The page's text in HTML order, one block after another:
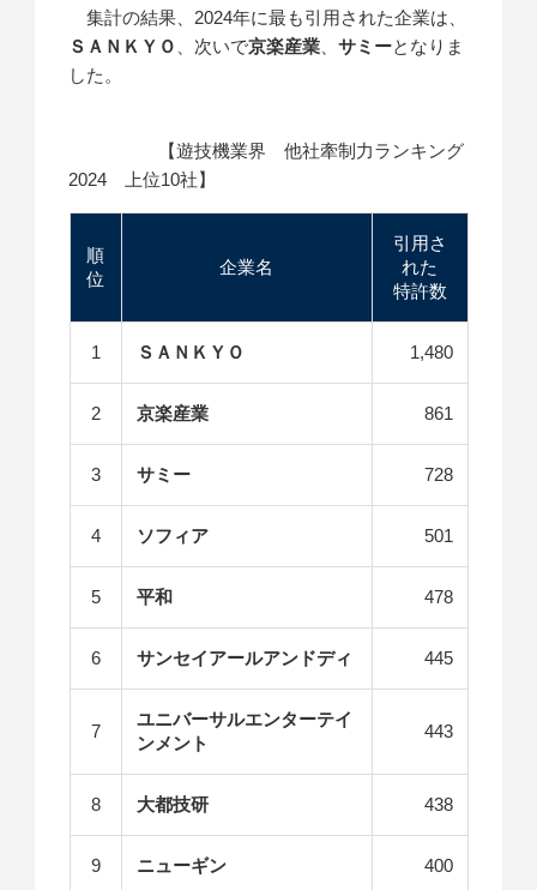
集計の結果、2024年に最も引用された企業は、
ＳＡＮＫＹＯ
、次いで京楽産業 、サミーとなりま
した。
【遊技機業界 他社牽制力ランキング
2024 上位10社】
順
位
企業名
引用さ
れた
特許数
1 ＳＡＮＫＹＯ 1,480
2 京楽産業 861
3 サミー 728
4 ソフィア 501
5 平和 478
6 サンセイアールアンドディ 445
7
ユニバーサルエンターテイ
ンメント
443
8 大都技研 438
9 ニューギン 400